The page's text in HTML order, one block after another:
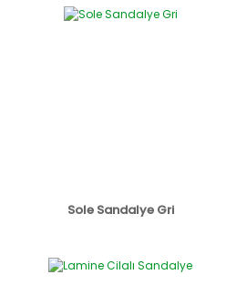
Sole Sandalye Gri